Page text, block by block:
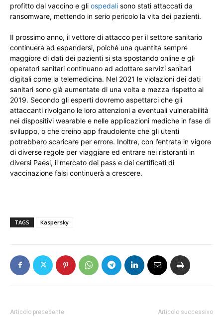
profitto dal vaccino e gli ospedali sono stati attaccati da
ransomware, mettendo in serio pericolo la vita dei pazienti.
Il prossimo anno, il vettore di attacco per il settore sanitario
continuerà ad espandersi, poiché una quantità sempre
maggiore di dati dei pazienti si sta spostando online e gli
operatori sanitari continuano ad adottare servizi sanitari
digitali come la telemedicina. Nel 2021 le violazioni dei dati
sanitari sono già aumentate di una volta e mezza rispetto al
2019. Secondo gli esperti dovremo aspettarci che gli
attaccanti rivolgano le loro attenzioni a eventuali vulnerabilità
nei dispositivi wearable e nelle applicazioni mediche in fase di
sviluppo, o che creino app fraudolente che gli utenti
potrebbero scaricare per errore. Inoltre, con l’entrata in vigore
di diverse regole per viaggiare ed entrare nei ristoranti in
diversi Paesi, il mercato dei pass e dei certificati di
vaccinazione falsi continuerà a crescere.
TAGS Kaspersky
Articolo precedente Articolo successivo